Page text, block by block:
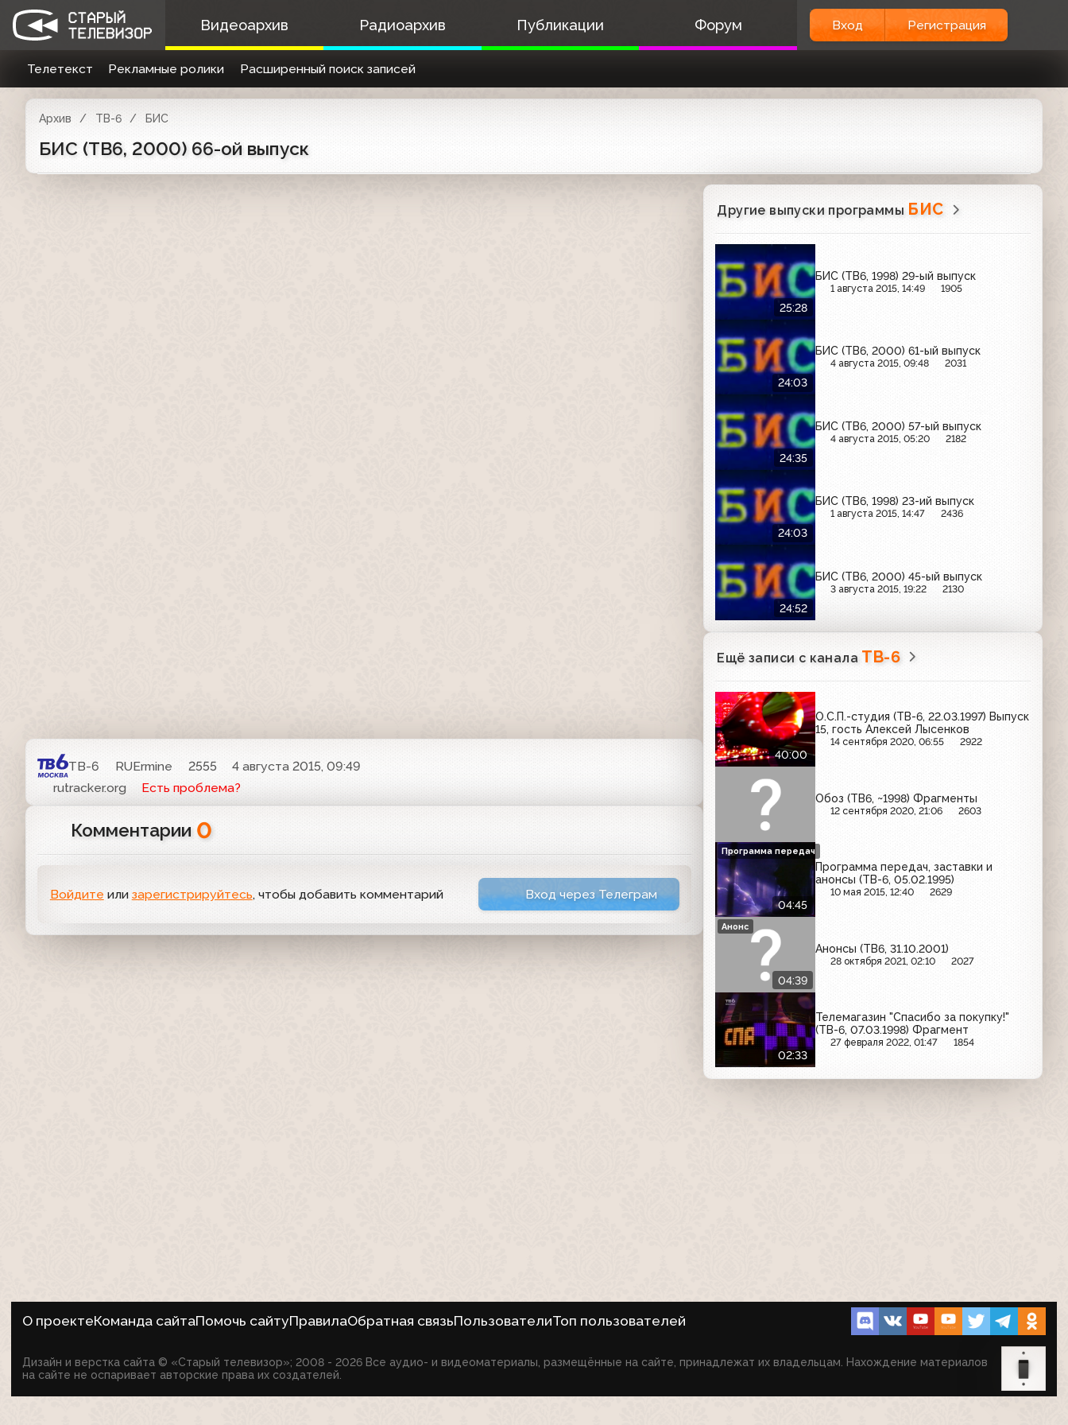
Видеоархив Радиоархив Публикации Форум Вход Регистрация
Телетекст Рекламные ролики Расширенный поиск записей
Архив ТВ-6 БИС
БИС (ТВ6, 2000) 66-ой выпуск
ТВ-6 RUErmine 2555
4 августа 2015, 09:49
rutracker.org
Есть проблема?
Комментарии 0
Войдите или зарегистрируйтесь, чтобы добавить комментарий Вход через Телеграм
Другие выпуски программы БИС
25:28
БИС (ТВ6, 1998) 29-ый выпуск
1 августа 2015, 14:49 1905
24:03
БИС (ТВ6, 2000) 61-ый выпуск
4 августа 2015, 09:48 2031
24:35
БИС (ТВ6, 2000) 57-ый выпуск
4 августа 2015, 05:20 2182
24:03
БИС (ТВ6, 1998) 23-ий выпуск
1 августа 2015, 14:47 2436
24:52
БИС (ТВ6, 2000) 45-ый выпуск
3 августа 2015, 19:22 2130
Ещё записи с канала ТВ-6
40:00
О.С.П.-студия (ТВ-6, 22.03.1997) Выпуск
15, гость Алексей Лысенков
14 сентября 2020, 06:55 2922
Обоз (ТВ6, ~1998) Фрагменты
12 сентября 2020, 21:06 2603
04:45
Программа передач, заставки и
анонсы (ТВ-6, 05.02.1995)
10 мая 2015, 12:40 2629
Программа передач
04:39
Анонсы (ТВ6, 31.10.2001)
28 октября 2021, 02:10 2027
Анонс
02:33
Телемагазин "Спасибо за покупку!"
(ТВ-6, 07.03.1998) Фрагмент
27 февраля 2022, 01:47 1854
О проектеКоманда сайтаПомочь сайтуПравилаОбратная связьПользователиТоп пользователей
Дизайн и верстка сайта © «Старый телевизор»; 2008 - 2026 Все аудио- и видеоматериалы, размещённые на сайте, принадлежат их владельцам. Нахождение материалов
на сайте не оспаривает авторские права их создателей.